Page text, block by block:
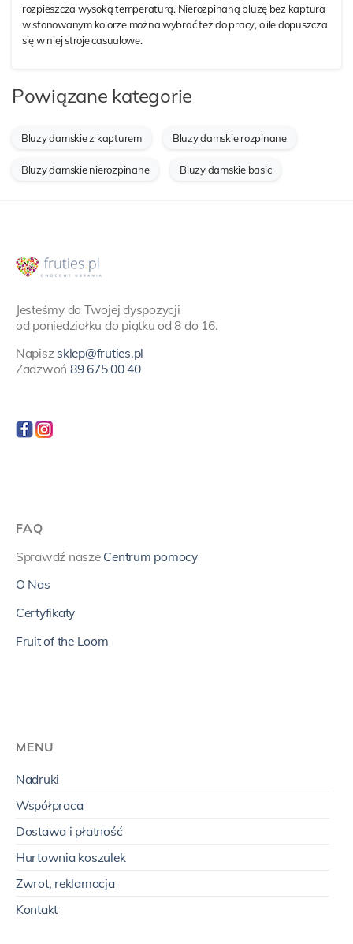
rozpieszcza wysoką temperaturą. Nierozpinaną bluzę bez kaptura
w stonowanym kolorze można wybrać też do pracy, o ile dopuszcza
się w niej stroje casualowe.
Powiązane kategorie
Bluzy damskie z kapturem Bluzy damskie rozpinane
Bluzy damskie nierozpinane Bluzy damskie basic
Jesteśmy do Twojej dyspozycji
od poniedziałku do piątku od 8 do 16.
Napisz sklep@fruties.pl
Zadzwoń 89 675 00 40
FAQ
Sprawdź nasze Centrum pomocy
O Nas
Certyfikaty
Fruit of the Loom
MENU
Nadruki
Współpraca
Dostawa i płatność
Hurtownia koszulek
Zwrot, reklamacja
Kontakt